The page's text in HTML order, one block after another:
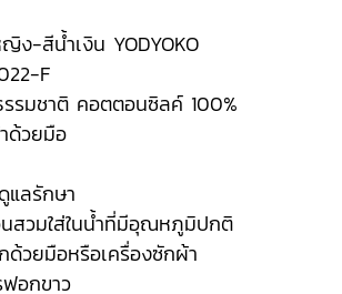
ง-สีน้ำเงิน YODYOKO
F
รรมชาติ คอตตอนซิลค์ 100%
ด้วยมือ
แลรักษา
สวมใส่ในน้ำที่มีอุณหภูมิปกติ
ด้วยมือหรือเครื่องซักผ้า
ฟอกขาว